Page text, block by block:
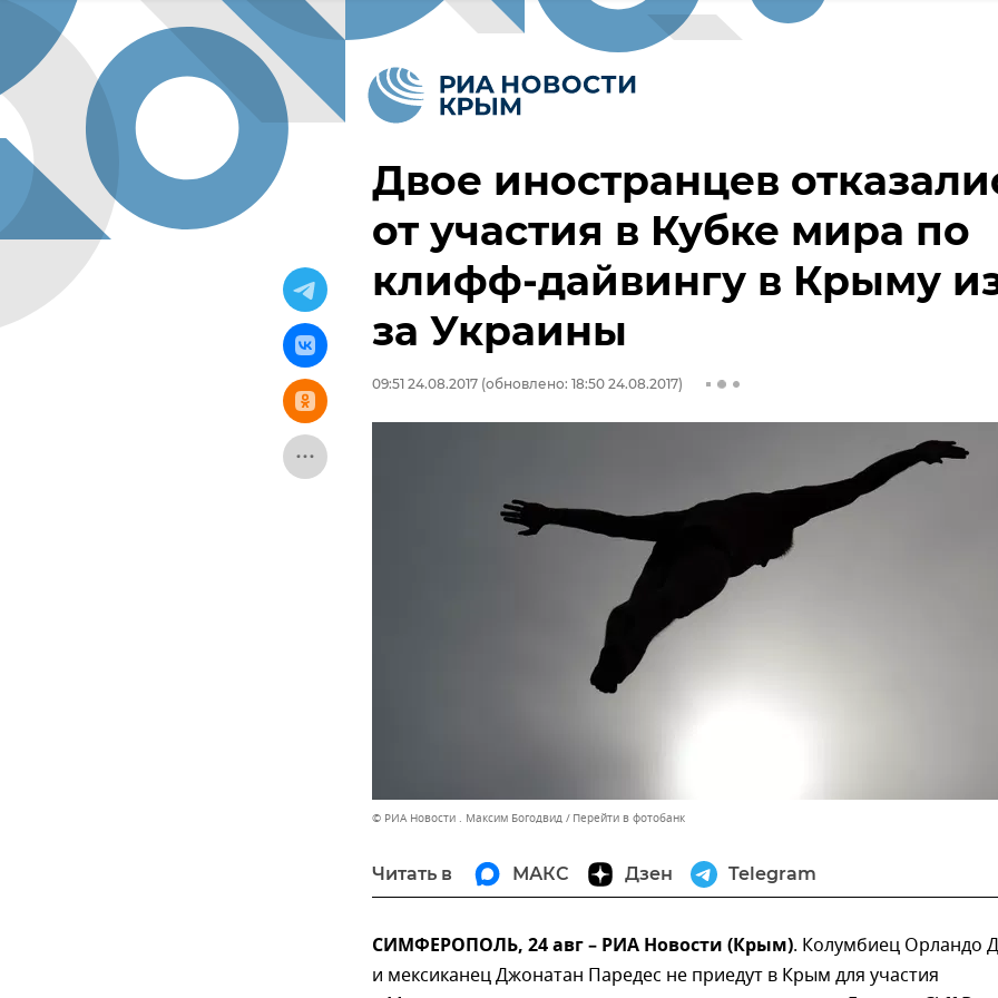
Двое иностранцев
от участия в Кубке мира по
клифф-дайвингу в Крыму
за Украины
09:51 24.08.2017 (обновлено: 18:50 24.08.2017)
© РИА Новости . Максим Богодвид Перейти в фотобанк
Читать в МАКС Дзен Telegram
СИМФЕРОПОЛЬ, 24 авг – РИА Новости (Крым). Колумбиец Орландо
и мексиканец Джонатан Паредес не приедут в Крым для участия